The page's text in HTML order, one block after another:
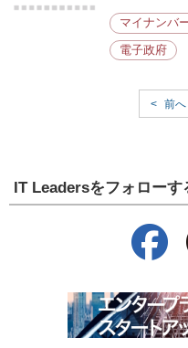
マイナンバ
電子政府
< 前へ
IT Leadersをフォローす